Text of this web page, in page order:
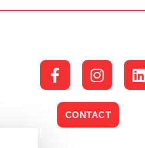
CONTACT